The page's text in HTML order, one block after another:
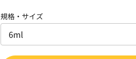
規格・サイズ